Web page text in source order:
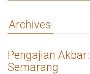
Archives
Pengajian
Semarang